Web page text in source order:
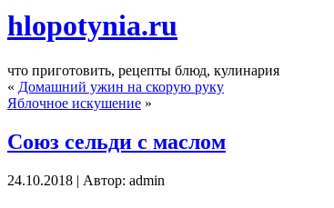
hlopotynia.ru
что приготовить, рецепты блюд, кулинария
« Домашний ужин на скорую руку
Яблочное искушение »
Союз сельди с маслом
24.10.2018 | Автор: admin